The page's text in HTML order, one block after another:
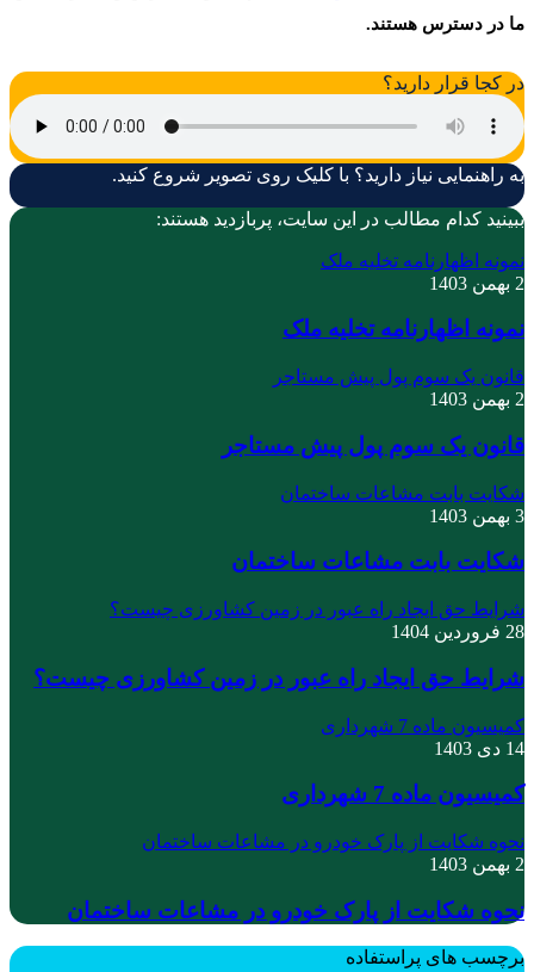
ما در دسترس هستند.
در کجا قرار دارید؟
به راهنمایی نیاز دارید؟ با کلیک روی تصویر شروع کنید.
ببینید کدام مطالب در این سایت، پربازدید هستند:
نمونه اظهارنامه تخلیه ملک
2 بهمن 1403
نمونه اظهارنامه تخلیه ملک
قانون یک سوم پول پیش مستاجر
2 بهمن 1403
قانون یک سوم پول پیش مستاجر
شکایت بابت مشاعات ساختمان
3 بهمن 1403
شکایت بابت مشاعات ساختمان
شرایط حق ایجاد راه عبور در زمین کشاورزی چیست؟
28 فروردین 1404
شرایط حق ایجاد راه عبور در زمین کشاورزی چیست؟
کمیسیون ماده 7 شهرداری
14 دی 1403
کمیسیون ماده 7 شهرداری
نحوه شکایت از پارک خودرو در مشاعات ساختمان
2 بهمن 1403
نحوه شکایت از پارک خودرو در مشاعات ساختمان
برچسب های پراستفاده